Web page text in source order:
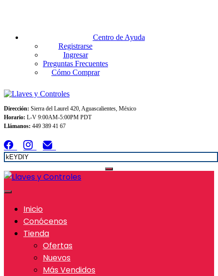
Centro de Ayuda
Registrarse
Ingresar
Preguntas Frecuentes
Cómo Comprar
Dirección: Sierra del Laurel 420, Aguascalientes, México
Horario: L-V 9:00AM-5:00PM PDT
Llámanos: 449 389 41 67
Inicio
Conócenos
Tienda
Ofertas
Nuevos
Más Vendidos